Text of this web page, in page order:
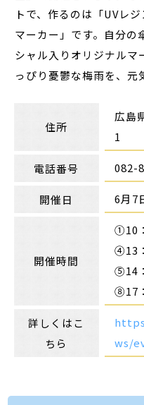
トで、作るのは「UVレ
マーカー」です。自分の
シャル入りオリジナルマ
っぴり憂鬱な梅雨を、元
住所
広島
1
電話番号 082-
開催日 6月7
開催時間
①10
④13
⑤14
⑧17
詳しくはこ
ちら
ws/